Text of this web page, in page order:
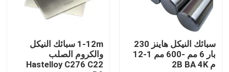
جولة في المعمل
مراقبة الجودة
سبائك النيكل هاينز 230
بار 6 مم -600 مم 1-12
م 2B BA 4K
1-12m سبائك النيكل
والكروم الصلب
Hastelloy C276 C22